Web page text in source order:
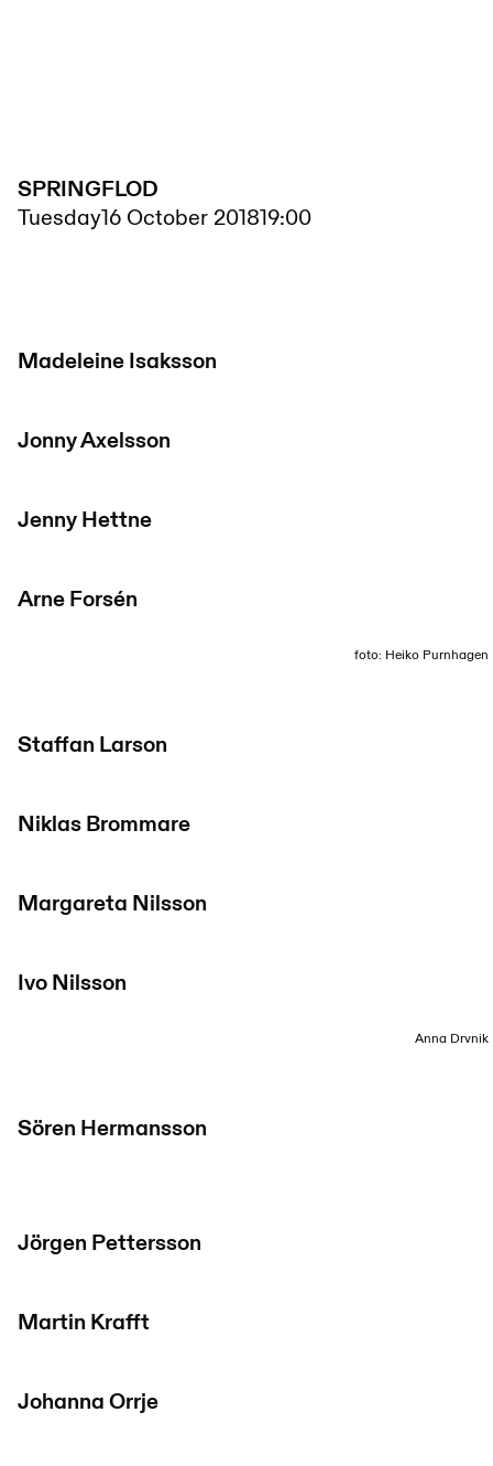
SPRINGFLOD
Tuesday16 October 201819:00
Madeleine Isaksson
Jonny Axelsson
Jenny Hettne
Arne Forsén
foto: Heiko Purnhagen
Staffan Larson
Niklas Brommare
Margareta Nilsson
Ivo Nilsson
Anna Drvnik
Sören Hermansson
Jörgen Pettersson
Martin Krafft
Johanna Orrje